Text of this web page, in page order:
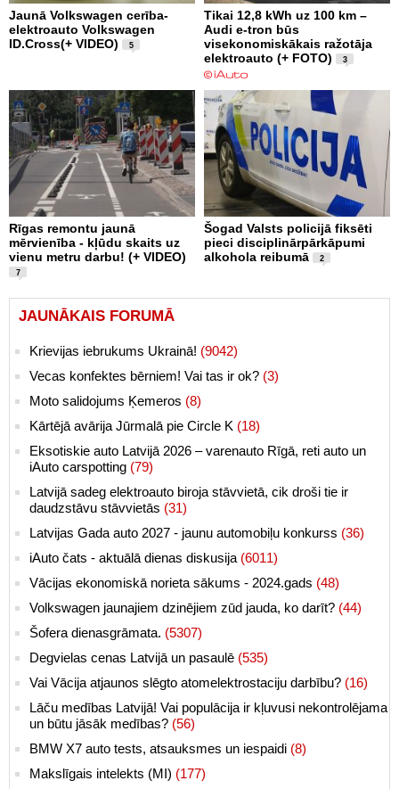
Jaunā Volkswagen cerība-
elektroauto Volkswagen
ID.Cross(+ VIDEO)
5
Tikai 12,8 kWh uz 100 km –
Audi e-tron būs
visekonomiskākais ražotāja
elektroauto (+ FOTO)
3
Rīgas remontu jaunā
mērvienība - kļūdu skaits uz
vienu metru darbu! (+ VIDEO)
7
Šogad Valsts policijā fiksēti
pieci disciplinārpārkāpumi
alkohola reibumā
2
JAUNĀKAIS FORUMĀ
Krievijas iebrukums Ukrainā! (9042)
Vecas konfektes bērniem! Vai tas ir ok? (3)
Moto salidojums Ķemeros (8)
Kārtējā avārija Jūrmalā pie Circle K (18)
Eksotiskie auto Latvijā 2026 – varenauto Rīgā, reti auto un
iAuto carspotting (79)
Latvijā sadeg elektroauto biroja stāvvietā, cik droši tie ir
daudzstāvu stāvvietās (31)
Latvijas Gada auto 2027 - jaunu automobiļu konkurss (36)
iAuto čats - aktuālā dienas diskusija (6011)
Vācijas ekonomiskā norieta sākums - 2024.gads (48)
Volkswagen jaunajiem dzinējiem zūd jauda, ko darīt? (44)
Šofera dienasgrāmata. (5307)
Degvielas cenas Latvijā un pasaulē (535)
Vai Vācija atjaunos slēgto atomelektrostaciju darbību? (16)
Lāču medības Latvijā! Vai populācija ir kļuvusi nekontrolējama
un būtu jāsāk medības? (56)
BMW X7 auto tests, atsauksmes un iespaidi (8)
Makslīgais intelekts (MI) (177)